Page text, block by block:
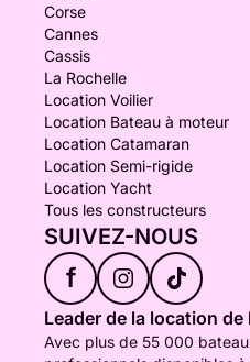
Corse
Cannes
Cassis
La Rochelle
Location Voilier
Location Bateau à moteur
Location Catamaran
Location Semi-rigide
Location Yacht
Tous les constructeurs
SUIVEZ-NOUS
f
Leader de la location de
Avec plus de 55 000